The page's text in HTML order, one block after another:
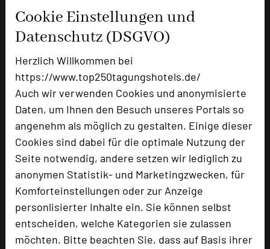
Cookie Einstellungen und
Datenschutz (DSGVO)
Herzlich Willkommen bei
https://www.top250tagungshotels.de/
Auch wir verwenden Cookies und anonymisierte
Daten, um Ihnen den Besuch unseres Portals so
angenehm als möglich zu gestalten. Einige dieser
Cookies sind dabei für die optimale Nutzung der
Seite notwendig, andere setzen wir lediglich zu
anonymen Statistik- und Marketingzwecken, für
Komforteinstellungen oder zur Anzeige
personlisierter Inhalte ein. Sie können selbst
entscheiden, welche Kategorien sie zulassen
möchten. Bitte beachten Sie, dass auf Basis ihrer
Ausstellungsfläche
Zimmer
Doppelzimmer
Einzelzimmer
Juniorsuiten
Besonders geeignet für
Seminar, Klausur, Event, Kreativprozesse
1516 Seiten dieses Hotels wurden in den vergangenen
30 Tagen auf diesem Portal aufgerufen.